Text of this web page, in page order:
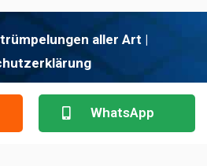
aller Art |
WhatsApp